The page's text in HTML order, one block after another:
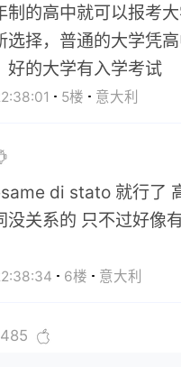
制的高中就可以报考
选择，普通的大学凭
好的大学有入学考试
5楼 意大利
di stato 就行了
没关系的 只不过好像
6楼 意大利